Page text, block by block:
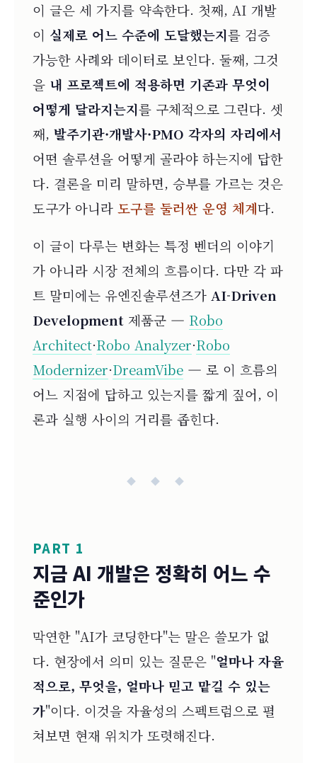
이 글은 세 가지를 약속한다. 첫째, AI 개발
이 실제로 어느 수준에 도달했는지를 검증
가능한 사례와 데이터로 보인다. 둘째, 그것
을 내 프로젝트에 적용하면 기존과 무엇이
어떻게 달라지는지를 구체적으로 그린다. 셋
째, 발주기관·개발사·PMO 각자의 자리에서
어떤 솔루션을 어떻게 골라야 하는지에 답한
다. 결론을 미리 말하면, 승부를 가르는 것은
도구가 아니라 도구를 둘러싼 운영 체계다.
이 글이 다루는 변화는 특정 벤더의 이야기
가 아니라 시장 전체의 흐름이다. 다만 각 파
트 말미에는 유엔진솔루션즈가 AI-Driven
Development 제품군 — Robo
Architect·Robo Analyzer·Robo
Modernizer·DreamVibe — 로 이 흐름의
어느 지점에 답하고 있는지를 짧게 짚어, 이
론과 실행 사이의 거리를 좁힌다.
◆ ◆ ◆
PART 1
지금 AI 개발은 정확히 어느 수
준인가
막연한 "AI가 코딩한다"는 말은 쓸모가 없
다. 현장에서 의미 있는 질문은 "얼마나 자율
적으로, 무엇을, 얼마나 믿고 맡길 수 있는
가"이다. 이것을 자율성의 스펙트럼으로 펼
쳐보면 현재 위치가 또렷해진다.